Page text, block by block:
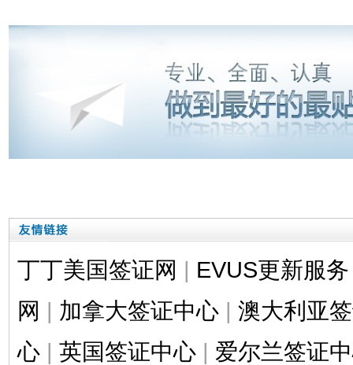
丁丁美国签证网 | EVUS更新服务
网 | 加拿大签证中心 | 澳大利亚
心 | 英国签证中心 | 爱尔兰签证